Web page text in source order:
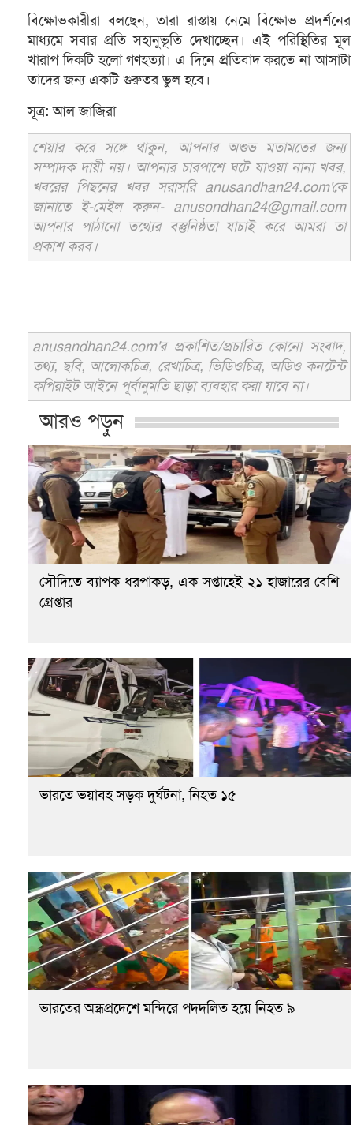
বিক্ষোভকারীরা বলছেন, তারা রাস্তায় নেমে বিক্ষোভ প্রদর্শনের
মাধ্যমে সবার প্রতি সহানুভূতি দেখাচ্ছেন। এই পরিস্থিতির মূল
খারাপ দিকটি হলো গণহত্যা। এ দিনে প্রতিবাদ করতে না আসাটা
তাদের জন্য একটি গুরুতর ভুল হবে।
সূত্র: আল জাজিরা
শেয়ার করে সঙ্গে থাকুন, আপনার অশুভ মতামতের জন্য
সম্পাদক দায়ী নয়। আপনার চারপাশে ঘটে যাওয়া নানা খবর,
খবরের পিছনের খবর সরাসরি anusandhan24.com'কে
জানাতে ই-মেইল করুন- anusondhan24@gmail.com
আপনার পাঠানো তথ্যের বস্তুনিষ্ঠতা যাচাই করে আমরা তা
প্রকাশ করব।
anusandhan24.com'র প্রকাশিত/প্রচারিত কোনো সংবাদ,
তথ্য, ছবি, আলোকচিত্র, রেখাচিত্র, ভিডিওচিত্র, অডিও কনটেন্ট
কপিরাইট আইনে পূর্বানুমতি ছাড়া ব্যবহার করা যাবে না।
আরও পড়ুন
সৌদিতে ব্যাপক ধরপাকড়, এক সপ্তাহেই ২১ হাজারের বেশি
গ্রেপ্তার
ভারতে ভয়াবহ সড়ক দুর্ঘটনা, নিহত ১৫
ভারতের অন্ধ্রপ্রদেশে মন্দিরে পদদলিত হয়ে নিহত ৯